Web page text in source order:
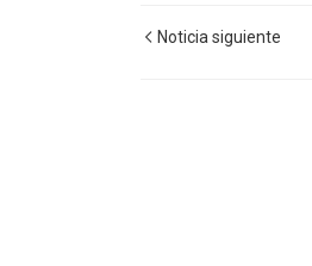
Noticia siguiente